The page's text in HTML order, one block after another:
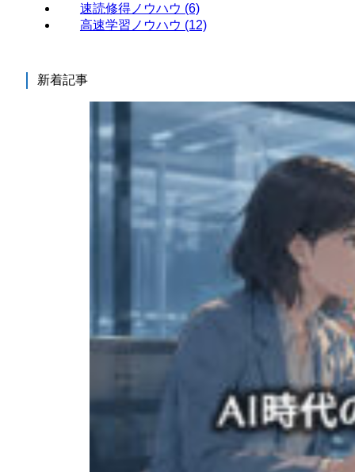
速読修得ノウハウ (6)
高速学習ノウハウ (12)
新着記事